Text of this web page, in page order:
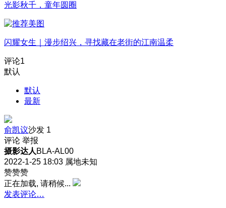
光影秋千，童年圆圈
闪耀女生｜漫步绍兴，寻找藏在老街的江南温柔
评论1
默认
默认
最新
俞凯议沙发 1
评论 举报
摄影达人 BLA-AL00
2022-1-25 18:03 属地未知
赞赞赞
正在加载, 请稍候...
发表评论…